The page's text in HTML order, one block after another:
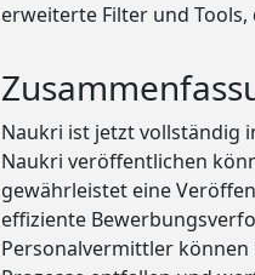
erweiterte Filter und
Naukri ist jetzt vollständig
Naukri veröffentlichen
gewährleistet eine
effiziente
Personalvermittler